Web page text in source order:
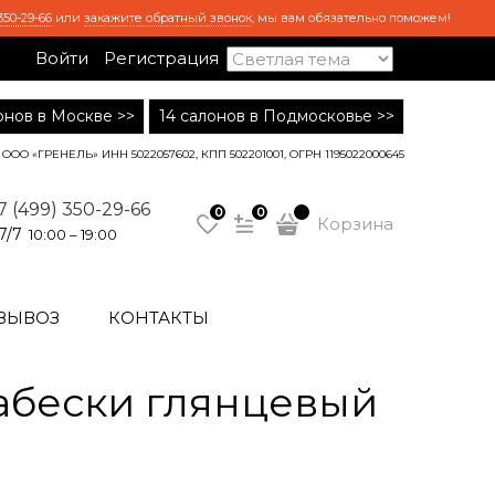
29-66 или закажите обратный звонок, мы вам обязательно поможем!
Войти Регистрация
в Москве >> 14 салонов в Подмосковье >>
ООО «ГРЕНЕЛЬ» ИНН 5022057602, КПП 502201001, ОГРН 1195022000645
(499) 350-29-66
7 10:00 – 19:00
0 0
Корзина
КОНТАКТЫ
глянцевый